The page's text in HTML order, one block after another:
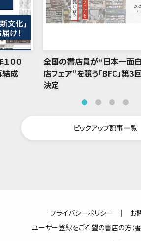
００
結成
全国の書店員が“日本一面
店フェア”を競う「BFC」第3
決定
ピックアップ記事一覧
プライバシーポリシー ｜
お
ユーザー登録をご希望の書店の方（